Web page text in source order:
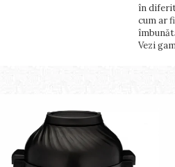
în
cum ar
Vezi